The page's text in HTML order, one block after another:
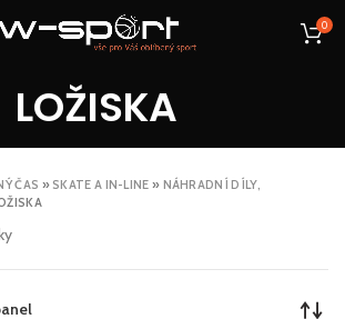
0
LOŽISKA
ČAS » SKATE A IN-LINE » NÁHRADNÍ DÍLY,